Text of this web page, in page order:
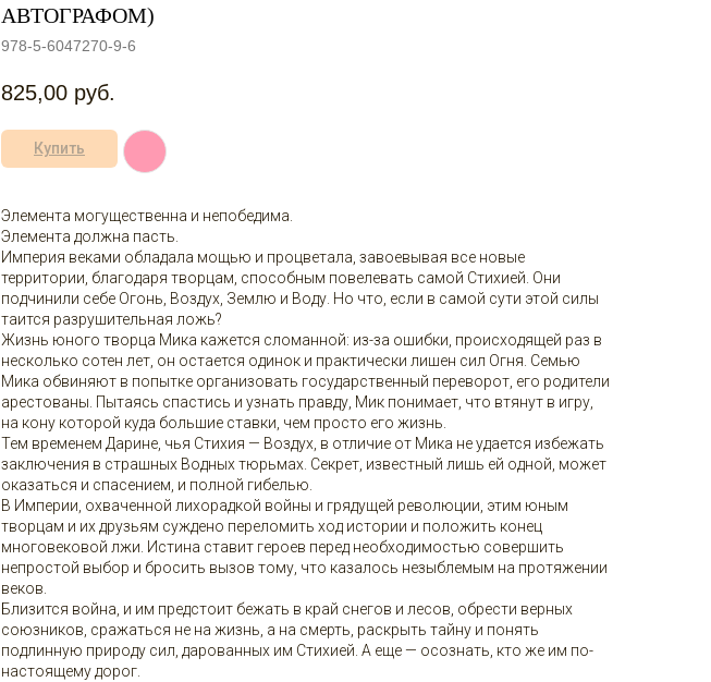
АВТОГРАФОМ)
978-5-6047270-9-6
825,00 руб.
Купить
Элемента могущественна и непобедима.
Элемента должна пасть.
Империя веками обладала мощью и процветала, завоевывая все новые
территории, благодаря творцам, способным повелевать самой Стихией. Они
подчинили себе Огонь, Воздух, Землю и Воду. Но что, если в самой сути этой силы
таится разрушительная ложь?
Жизнь юного творца Мика кажется сломанной: из-за ошибки, происходящей раз в
несколько сотен лет, он остается одинок и практически лишен сил Огня. Семью
Мика обвиняют в попытке организовать государственный переворот, его родители
арестованы. Пытаясь спастись и узнать правду, Мик понимает, что втянут в игру,
на кону которой куда большие ставки, чем просто его жизнь.
Тем временем Дарине, чья Стихия — Воздух, в отличие от Мика не удается избежать
заключения в страшных Водных тюрьмах. Секрет, известный лишь ей одной, может
оказаться и спасением, и полной гибелью.
В Империи, охваченной лихорадкой войны и грядущей революции, этим юным
творцам и их друзьям суждено переломить ход истории и положить конец
многовековой лжи. Истина ставит героев перед необходимостью совершить
непростой выбор и бросить вызов тому, что казалось незыблемым на протяжении
веков.
Близится война, и им предстоит бежать в край снегов и лесов, обрести верных
союзников, сражаться не на жизнь, а на смерть, раскрыть тайну и понять
подлинную природу сил, дарованных им Стихией. А еще — осознать, кто же им по-
настоящему дорог.